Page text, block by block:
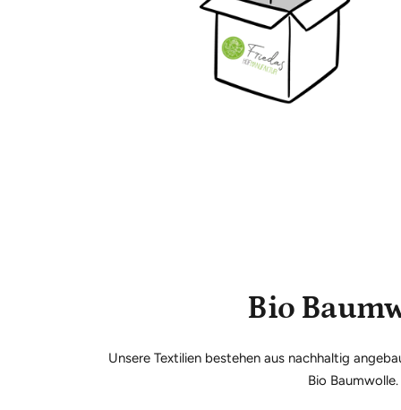
Bio
Unsere Textilien bestehen aus nachhaltig
Bio Baumwolle.